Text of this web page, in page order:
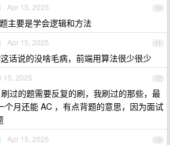
10
Apr 15, 2025
主要是学会逻辑和方法
11
Apr 15, 2025
话说的没啥毛病，前端用算法很少很少
12
15, 2025
过的题需要反复的刷，我刷过的那些，最
个月还能 AC ，有点背题的意思，因为面试
13
Apr 15, 2025